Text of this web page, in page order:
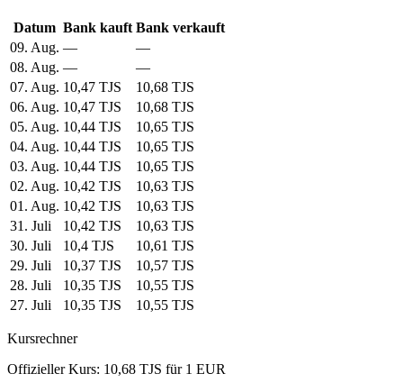
Datum Bank kauft Bank verkauft
09. Aug. —
—
08. Aug. —
—
07. Aug. 10,47 TJS
10,68 TJS
06. Aug. 10,47 TJS
10,68 TJS
05. Aug. 10,44 TJS
10,65 TJS
04. Aug. 10,44 TJS
10,65 TJS
03. Aug. 10,44 TJS
10,65 TJS
02. Aug. 10,42 TJS
10,63 TJS
01. Aug. 10,42 TJS
10,63 TJS
31. Juli
10,42 TJS
10,63 TJS
30. Juli
10,4 TJS
10,61 TJS
29. Juli
10,37 TJS
10,57 TJS
28. Juli
10,35 TJS
10,55 TJS
27. Juli
10,35 TJS 10,55 TJS
Kursrechner
Offizieller Kurs: 10,68 TJS für 1 EUR